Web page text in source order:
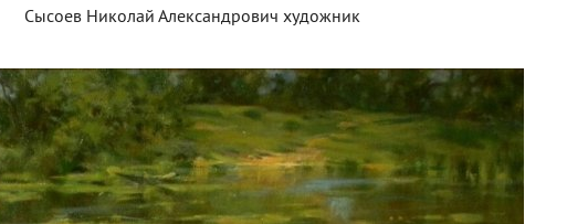
Сысоев Николай Александрович художник